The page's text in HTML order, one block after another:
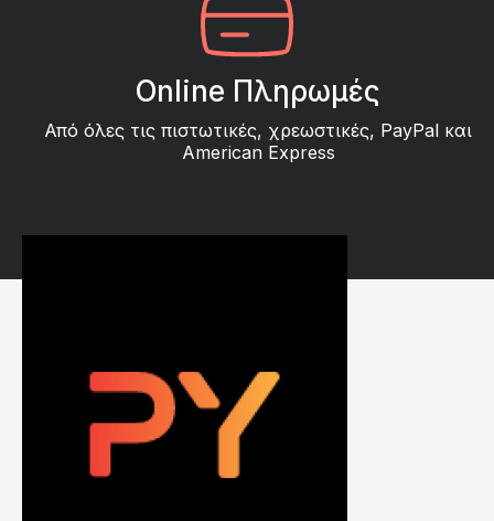
Online Πληρωμές
Από όλες τις πιστωτικές, χρεωστικές, PayPal και
American Express